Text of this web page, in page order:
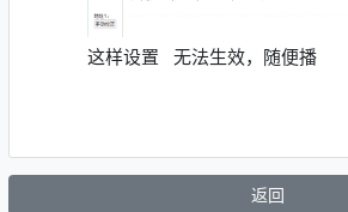
这样设置 无法生效，随便播
返回